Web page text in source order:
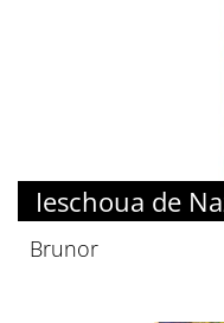
Ieschoua de
Brunor